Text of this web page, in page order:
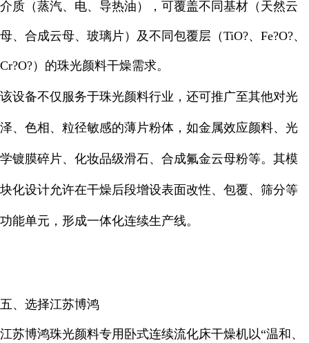
介质（蒸汽、电、导热油），可覆盖不同基材（天然云
母、合成云母、玻璃片）及不同包覆层（TiO?、Fe?O?、
Cr?O?）的珠光颜料干燥需求。
该设备不仅服务于珠光颜料行业，还可推广至其他对光
泽、色相、粒径敏感的薄片粉体，如金属效应颜料、光
学镀膜碎片、化妆品级滑石、合成氟金云母粉等。其模
块化设计允许在干燥后段增设表面改性、包覆、筛分等
功能单元，形成一体化连续生产线。
五、选择江苏博鸿
江苏博鸿珠光颜料专用卧式连续流化床干燥机以“温和、